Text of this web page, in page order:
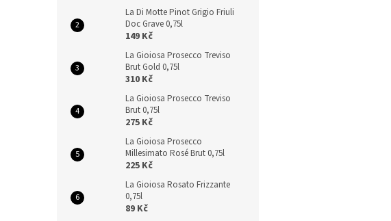
La Di Motte Pinot Grigio Friuli
Doc Grave 0,75l
149 Kč
La Gioiosa Prosecco Treviso
Brut Gold 0,75l
310 Kč
La Gioiosa Prosecco Treviso
Brut 0,75l
275 Kč
La Gioiosa Prosecco
Millesimato Rosé Brut 0,75l
225 Kč
La Gioiosa Rosato Frizzante
0,75l
89 Kč